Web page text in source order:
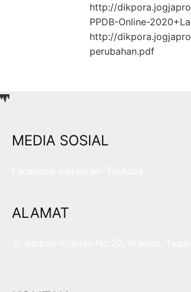
http://
PPDB-Online-
http://
perubahan.pdf
MEDIA SOSIAL
ALAMAT